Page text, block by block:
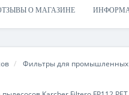
О МАГАЗИНЕ
Фильтры для промышленных